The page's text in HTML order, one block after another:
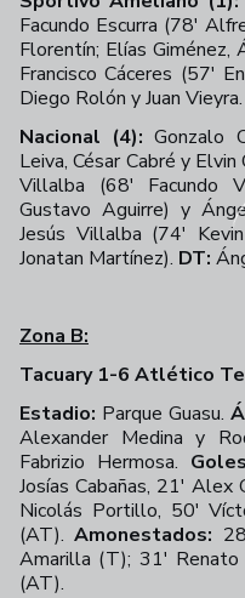
Facundo Escurra (78'
Florentín; Elías Giménez,
Francisco Cáceres (57'
Diego Rolón y Juan Vieyra.
Nacional (4): Gonzalo
Leiva, César Cabré y
Villalba (68' Facundo
Gustavo Aguirre) y
Jesús Villalba (74'
Jonatan Martínez). DT:
Zona B:
Tacuary 1-6 Atlético
Estadio: Parque Guasu.
Alexander Medina y
Fabrizio Hermosa.
Josías Cabañas, 21' Alex
Nicolás Portillo, 50'
(AT).Amonestados:
Amarilla (T); 31' Renato
(AT).